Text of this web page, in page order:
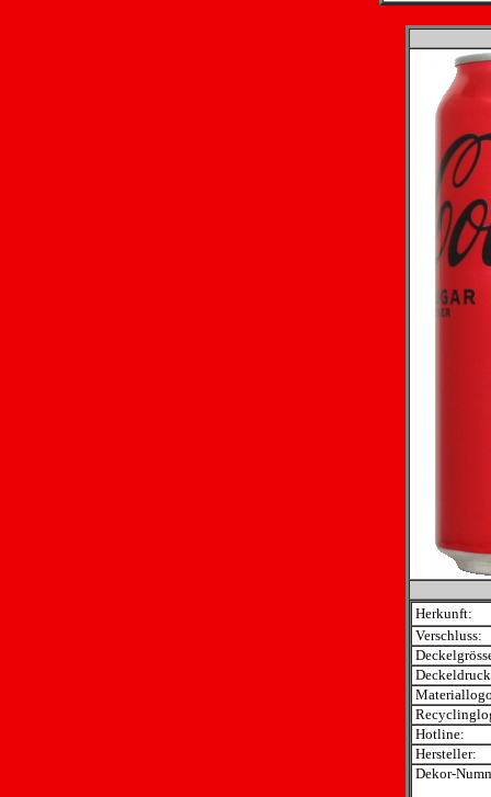
Herkunft:
Verschluss:
Hotline:
Hersteller:
Dekor-